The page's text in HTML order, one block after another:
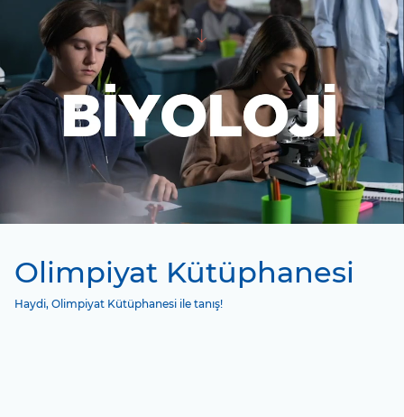
Olimpiyat Kütüphanesi
Haydi, Olimpiyat Kütüphanesi ile tanış!